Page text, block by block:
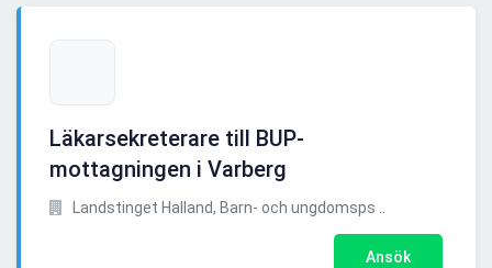
Läkarsekreterare till BUP-
mottagningen i Varberg
Landstinget Halland, Barn- och ungdomsps ..
Ansök